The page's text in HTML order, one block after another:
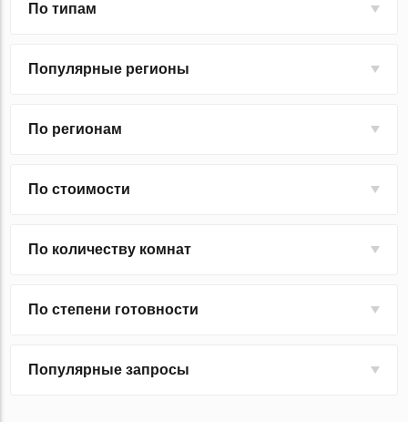
По типам
Популярные регионы
По регионам
По стоимости
По количеству комнат
По степени готовности
Популярные запросы